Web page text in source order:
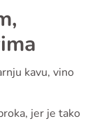
kavu, vino
jer je tako